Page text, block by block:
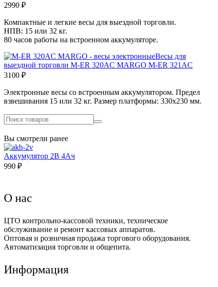
2990 ₽
Компактные и легкие весы для выездной торговли.
НПВ: 15 или 32 кг.
80 часов работы на встроенном аккумуляторе.
Весы для
выездной торговли M-ER 320AC MARGO M-ER 321AC
3100 ₽
Электронные весы со встроенным аккумулятором. Предел
взвешивания 15 или 32 кг. Размер платформы: 330x230 мм.
Вы смотрели ранее
Аккумулятор 2В 4Ач
990 ₽
О нас
ЦТО контрольно-кассовой техники, техническое
обслуживание и ремонт кассовых аппаратов.
Оптовая и розничная продажа торгового оборудования.
Автоматизация торговли и общепита.
Информация